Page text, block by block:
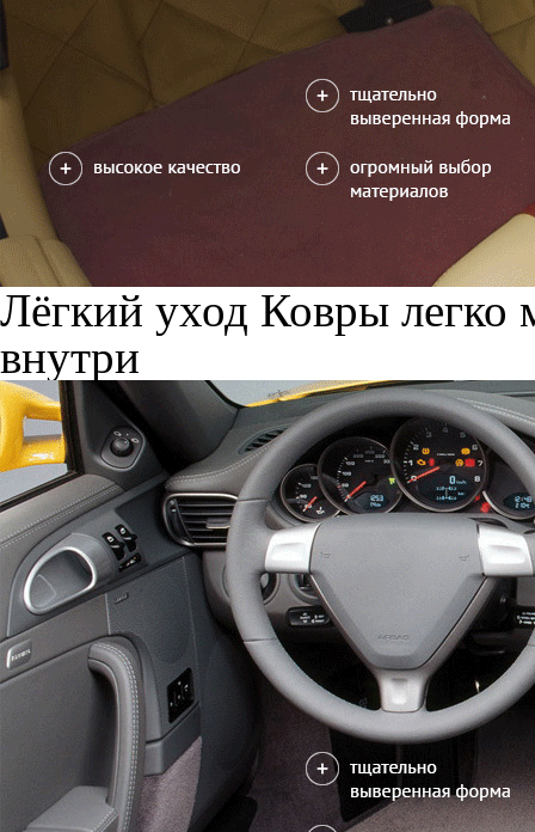
Лёгкий уход Ковры легко
внутри